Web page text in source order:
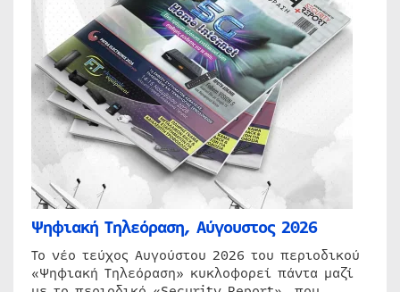
Ψηφιακή Τηλεόραση, Αύγουστος 2026
Το νέο τεύχος Αυγούστου 2026 του περιοδικού
«Ψηφιακή Τηλεόραση» κυκλοφορεί πάντα μαζί